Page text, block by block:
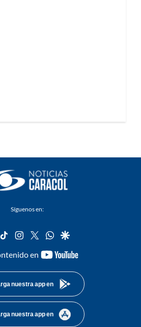
Síguenos en:
tiktok instagram
twitterwhatsapp
google
en
youtube-
nuestra app en
nuestra app en